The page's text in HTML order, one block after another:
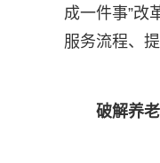
成一件事”改
服务流程、
破解养